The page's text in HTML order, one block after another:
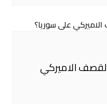
الاميركي